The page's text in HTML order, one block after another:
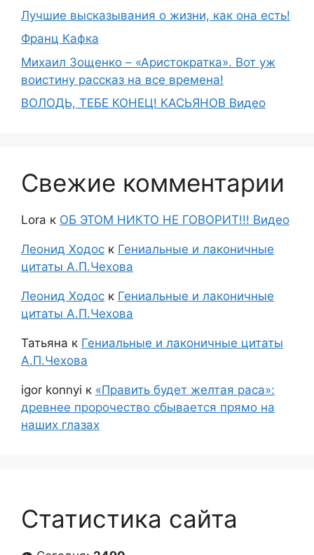
Лучшие высказывания о жизни, как она есть!
Франц Кафка
Михаил Зощенко – «Аристократка». Вот уж
воистину рассказ на все времена!
ВОЛОДЬ, ТЕБЕ КОНЕЦ! КАСЬЯНОВ Видео
Свежие комментарии
Lora к ОБ ЭТОМ НИКТО НЕ ГОВОРИТ!!! Видео
Леонид Ходос к Гениальные и лаконичные
цитаты А.П.Чехова
Леонид Ходос к Гениальные и лаконичные
цитаты А.П.Чехова
Татьяна к Гениальные и лаконичные цитаты
А.П.Чехова
igor konnyi к «Править будет желтая раса»:
древнее пророчество сбывается прямо на
наших глазах
Статистика сайта